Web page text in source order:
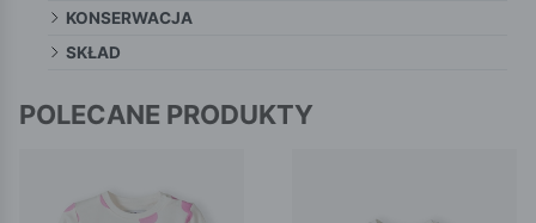
KONSERWACJA
SKŁAD
POLECANE PRODUKTY